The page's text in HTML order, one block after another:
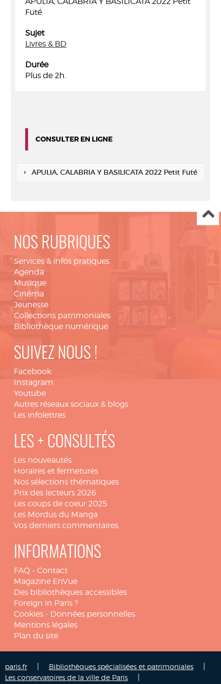
Futé
Sujet
Livres & BD
Durée
Plus de 2h.
CONSULTER EN LIGNE
APULIA, CALABRIA Y BASILICATA 2022 Petit Futé
NOS RUBRIQUES
Services & infos pratiques
Agenda
Musique
Cinéma
Jeunesse
Collections patrimoniales
Bibliothèque numérique
SUIVEZ NOUS !
Facebook
Instagram
Youtube
Autres réseaux sociaux & blogs
Les infolettres
LES + CONSULTÉS
Les nouveautés
Horaires et fermetures
Nos sélections thématiques
Prix des lecteurs 2026
Les coups de coeur 2025
Les Mordus du Manga
Vos derniers commentaires
INFORMATIONS
FAQ - Contact
Magazine EnVue
Des bibliothèques accessibles
Foreign in Paris ?
Cookies - Données personnelles
Mentions légales
Plan du site
paris.fr Bibliothèques spécialisées et patrimoniales
Les conservatoires de la ville de Paris